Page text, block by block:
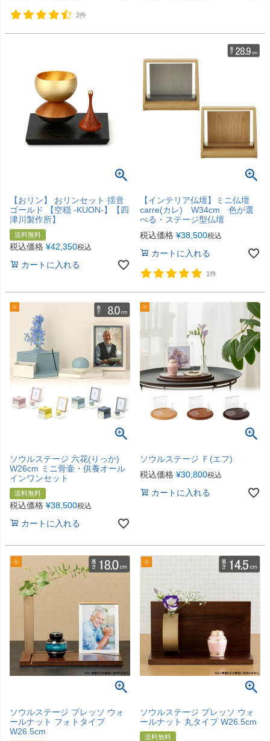
2件
【おリン】 おリンセット 揺音
ゴールド 【空穏 -KUON-】【四
津川製作所】
送料無料
税込価格 ¥42,350税込
カートに入れる
【インテリア仏壇】ミニ仏壇
carre(カレ) W34cm 色が選
べる・ステージ型仏壇
税込価格 ¥38,500税込
カートに入れる
1件
ソウルステージ 六花(りっか)
W26cm ミニ骨壷・供養オール
インワンセット
送料無料
税込価格 ¥38,500税込
カートに入れる
ソウルステージ Ｆ(エフ)
税込価格 ¥30,800税込
カートに入れる
ソウルステージ プレッソ ウォ
ールナット フォトタイプ
W26.5cm
ソウルステージ プレッソ ウォ
ールナット 丸タイプ W26.5cm
送料無料